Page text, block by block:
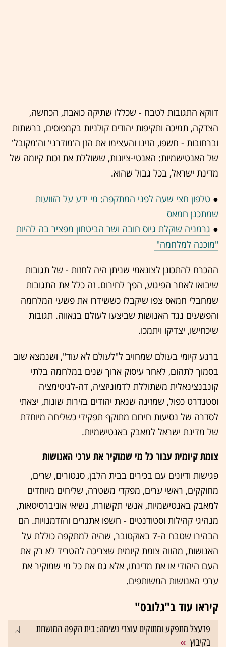
דווקא התגובות לטבח - שכללו שתיקה כואבת, הכחשה,
הצדקה, תמיכה ותקיפות יהודים קולניות בקמפוסים, ברשתות
וברחובות - חשפו, הזינו והעצימו את הזן ה'מודרני' וה'מקובל'
של האנטישמיות: האנטי-ציונות, ששוללת את זכות קיומה של
מדינת ישראל, בכל גבול שהוא.
● טלפון חצי שעה לפני המתקפה: מי ידע על הזוועות
שמתכנן חמאס
● גרמניה שוקלת גיוס חובה ושר הביטחון מפציר בה להיות
"מוכנה למלחמה"
ההכרח להתכונן לצונאמי שניתן היה לחזות - של תגובות
שיבואו לאחר הפיגוע, הפך לחירום. זה כלל את התגובות
שמחבלי חמאס צפו שיקבלו כששידרו את פשעי המלחמה
והפשעים נגד האנושות שביצעו לעולם בגאווה. תגובות
שיכחישו, יצדיקו ויתמכו.
ברגע קיומי בעולם שמחויב ל"לעולם לא עוד", ושנמצא שוב
בסמוך לתהום, לאחר עיסוק ארוך שנים במלחמה בלתי
קונבנצינאלית משתוללת לדמוניזציה, דה-לגיטימציה
וסטנדרט כפול, שמזינה שנאת יהודים בזירות שונות, יצאתי
לסדרה של נסיעות חירום מתוקף תפקידי כשליחה מיוחדת
של מדינת ישראל למאבק באנטישמיות.
צומת קיומית עבור כל מי שמוקיר את ערכי האנושות
פגישות ודיונים עם בכירים בבית הלבן, סנטורים, שרים,
מחוקקים, ראשי ערים, מפקדי משטרה, שליחים מיוחדים
למאבק באנטישמיות, אנשי תקשורת, נשיאי אוניברסיטאות,
מנהיגי קהילות וסטודנטים - חשפו אתגרים והזדמנויות. הם
הבהירו שטבח ה-7 באוקטובר, שהיה למתקפה כוללת על
האנושות, מהווה צומת קיומית שצריכה להטריד לא רק את
העם היהודי או את מדינתו, אלא גם את כל מי שמוקיר את
ערכי האנושות המשותפים.
קיראו עוד ב"גלובס"
פרעצל מתפקע ומתוקים עוצרי נשימה: בית הקפה המושחת
בקיבוץ